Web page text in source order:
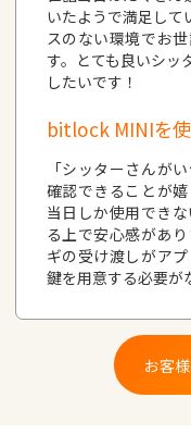
いたようで満足して
スのない環境でお
す。とても良いシッ
したいです！
bitlock MINIを
「シッターさんが
確認できることが
当日しか使用でき
る上で安心感があ
ギの受け渡しがア
鍵を用意する必要が
お客